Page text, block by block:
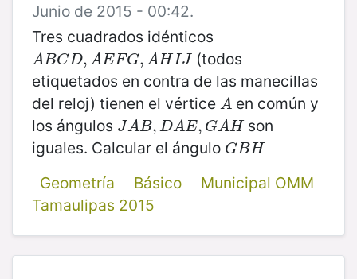
Junio de 2015 - 00:42.
Tres cuadrados idénticos
A BCD, A EFG, A H IJ
ABCD,AEFG,AHIJ
(todos
etiquetados en contra de las manecillas
del reloj) tienen el vértice A
A en común y
los ángulos J A B, DA E, GA H
JAB,DAE,GA H
son
iguales. Calcular el ángulo GBH
GBH
Geometría
Básico
Municipal OMM
Tamaulipas 2015